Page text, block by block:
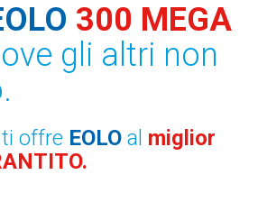
300 MEGA
gli altri non
ti offre EOLO al miglior